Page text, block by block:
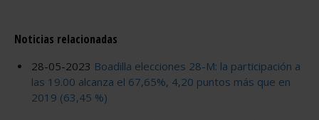
Noticias relacionadas
28-05-2023 Boadilla elecciones 28-M: la participación a
las 19.00 alcanza el 67,65%, 4,20 puntos más que en
2019 (63,45 %)